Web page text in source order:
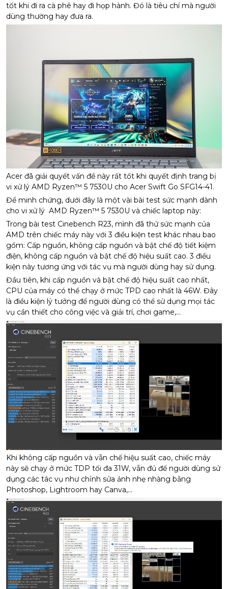
tốt khi đi ra cà phê hay đi họp hành. Đó là tiêu chí mà người
dùng thường hay đưa ra.
Acer đã giải quyết vấn đề này rất tốt khi quyết định trang bị
vi xử lý AMD Ryzen™ 5 7530U cho Acer Swift Go SFG14-41.
Để minh chứng, dưới đây là một vài bài test sức mạnh dành
cho vi xử lý AMD Ryzen™ 5 7530U và chiếc laptop này:
Trong bài test Cinebench R23, mình đã thử sức mạnh của
AMD trên chiếc máy này với 3 điều kiện test khác nhau bao
gồm: Cấp nguồn, không cấp nguồn và bật chế độ tiết kiệm
điện, không cấp nguồn và bật chế độ hiệu suất cao. 3 điều
kiện này tương ứng với tác vụ mà người dùng hay sử dụng.
Đầu tiên, khi cấp nguồn và bật chế độ hiệu suất cao nhất,
CPU của máy có thể chạy ở mức TPD cao nhất là 46W. Đây
là điều kiện lý tưởng để người dùng có thể sử dụng mọi tác
vụ cần thiết cho công việc và giải trí, chơi game,...
Khi không cấp nguồn và vẫn chế hiệu suất cao, chiếc máy
này sẽ chạy ở mức TDP tối đa 31W, vẫn đủ để người dùng sử
dụng các tác vụ như chỉnh sửa ảnh nhẹ nhàng bằng
Photoshop, Lightroom hay Canva,...